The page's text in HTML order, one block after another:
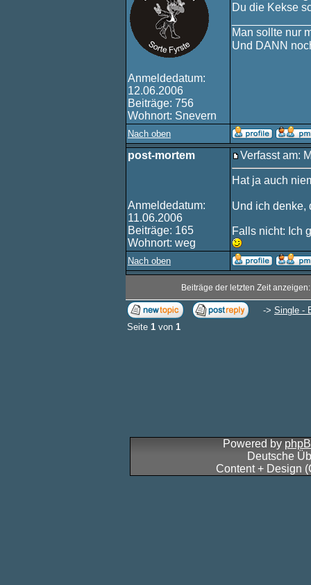
Anmeldedatum:
12.06.2006
Beiträge: 756
Wohnort: Snevern
Du die Kekse
Man sollte nur
Und DANN
Nach oben
post-mortem
Anmeldedatum:
11.06.2006
Beiträge: 165
Wohnort: weg
Verfasst am:
Hat ja auch
Und ich denke,
Falls nicht: Ich
Nach oben
Beiträge der letzten Zeit
-> Single -
Seite 1 von 1
Powered by
Deutsche
Content + Design